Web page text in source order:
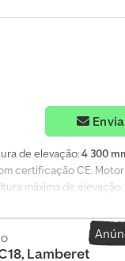
de elevação:4 300
certificação CE.
máxima de elevação:
Cjdpfxezr Nxke Ailsrf
119. Os Termos e
a todos os acordos
a aceitação da
Lamberet